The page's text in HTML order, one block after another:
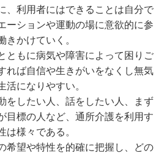
、利用者にはできることは自分で
ーションや運動の場に意欲的に参
きかけていく。
ともに病気や障害によって困りご
れば自信や生きがいをなくし無気
活になりやすい。
をしたい人、話をしたい人、まず
目標の人など、通所介護を利用す
は様々である。
希望や特性を的確に把握し、どの